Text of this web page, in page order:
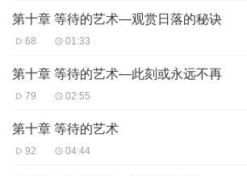
第十章 等待的艺术—观赏日落的秘诀
68 01:33
第十章 等待的艺术—此刻或永远不再
79 02:55
第十章 等待的艺术
92 04:44